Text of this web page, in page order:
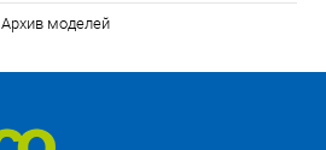
Архив моделей